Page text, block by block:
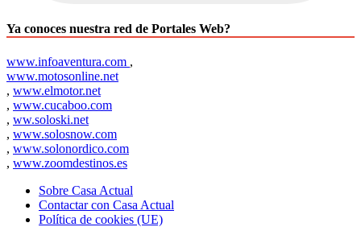
Ya conoces nuestra red de Portales Web?
www.infoaventura.com ,
www.motosonline.net
, www.elmotor.net
, www.cucaboo.com
, ww.soloski.net
, www.solosnow.com
, www.solonordico.com
, www.zoomdestinos.es
Sobre Casa Actual
Contactar con Casa Actual
Política de cookies (UE)